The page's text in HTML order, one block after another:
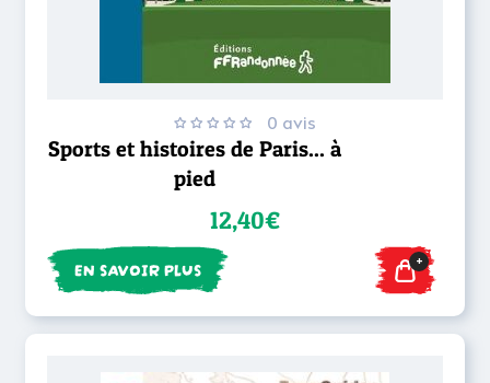
0 avis
Sports et histoires de Paris... à
pied
12,40€
EN SAVOIR PLUS +